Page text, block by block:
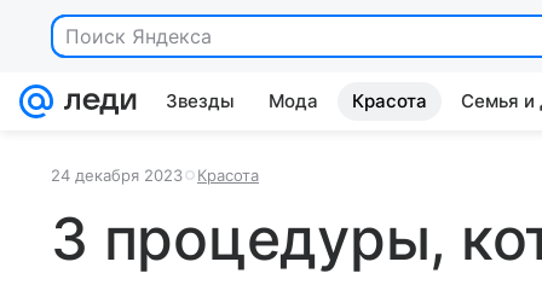
Поиск Яндекса
Звезды Мода Красота Семья и
24 декабря 2023 Красота
3 процедуры,